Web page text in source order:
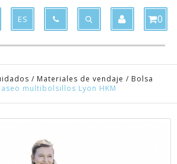
ES 0
/ Materiales de vendaje / Bolsa
multibolsillos Lyon HKM
added to the cart x
from the cart x